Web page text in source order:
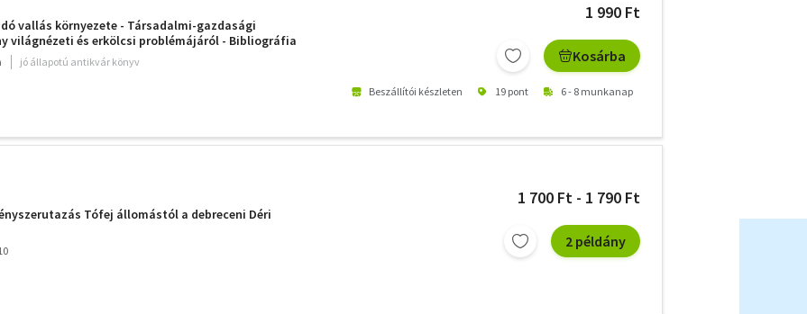
vallás környezete - Társadalmi-gazdasági
világnézeti és erkölcsi problémájáról - Bibliográfia
jó állapotú antikvár könyv
1 990 Ft
Kosárba
Beszállítói készleten 19 pont 6 - 8 munkanap
Tófej állomástól a debreceni Déri
1 700 Ft - 1 790 Ft
2 példány